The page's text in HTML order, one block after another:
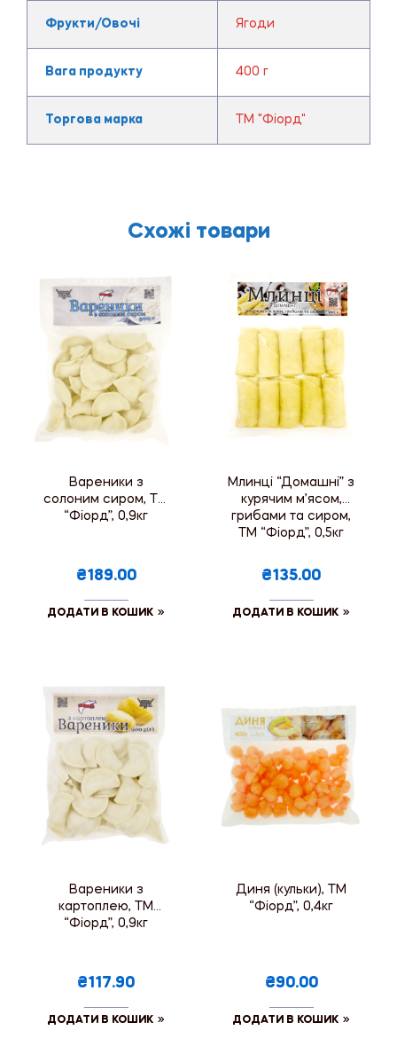
Фрукти/Овочі Ягоди
Вага продукту 400 г
Торгова марка ТМ "Фіорд"
Схожі товари
Вареники з
солоним сиром, ТМ
“Фіорд”, 0,9кг
₴189.00
ДОДАТИ В КОШИК
Млинці “Домашні” з
курячим м’ясом,
грибами та сиром,
ТМ “Фіорд”, 0,5кг
₴135.00
ДОДАТИ В КОШИК
Вареники з
картоплею, ТМ
“Фіорд”, 0,9кг
₴117.90
ДОДАТИ В КОШИК
Диня (кульки), ТМ
“Фіорд”, 0,4кг
₴90.00
ДОДАТИ В КОШИК